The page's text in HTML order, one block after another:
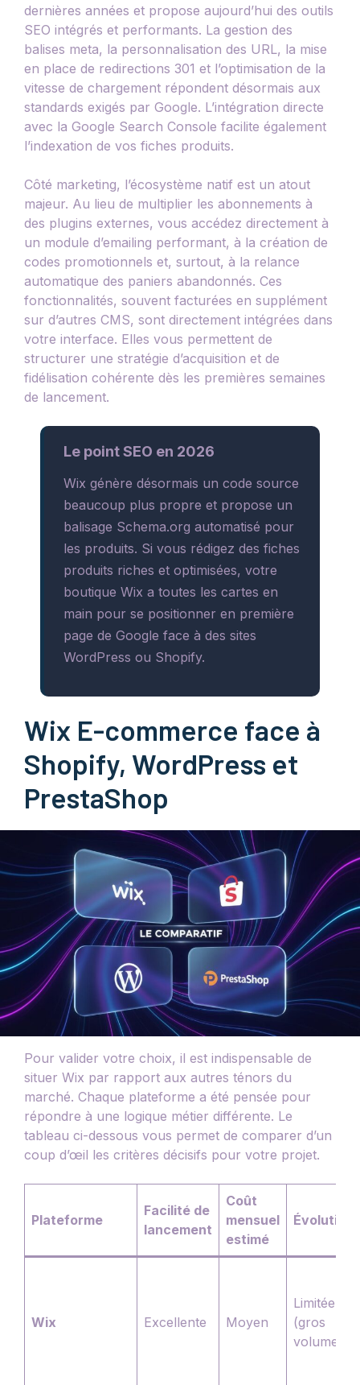
dernières années et propose aujourd’hui des outils
SEO intégrés et performants. La gestion des
balises meta, la personnalisation des URL, la mise
en place de redirections 301 et l’optimisation de la
vitesse de chargement répondent désormais aux
standards exigés par Google. L’intégration directe
avec la Google Search Console facilite également
l’indexation de vos fiches produits.
Côté marketing, l’écosystème natif est un atout
majeur. Au lieu de multiplier les abonnements à
des plugins externes, vous accédez directement à
un module d’emailing performant, à la création de
codes promotionnels et, surtout, à la relance
automatique des paniers abandonnés. Ces
fonctionnalités, souvent facturées en supplément
sur d’autres CMS, sont directement intégrées dans
votre interface. Elles vous permettent de
structurer une stratégie d’acquisition et de
fidélisation cohérente dès les premières semaines
de lancement.
Le point SEO en 2026
Wix génère désormais un code source
beaucoup plus propre et propose un
balisage Schema.org automatisé pour
les produits. Si vous rédigez des fiches
produits riches et optimisées, votre
boutique Wix a toutes les cartes en
main pour se positionner en première
page de Google face à des sites
WordPress ou Shopify.
Wix E-commerce face à
Shopify, WordPress et
PrestaShop
Pour valider votre choix, il est indispensable de
situer Wix par rapport aux autres ténors du
marché. Chaque plateforme a été pensée pour
répondre à une logique métier différente. Le
tableau ci-dessous vous permet de comparer d’un
coup d’œil les critères décisifs pour votre projet.
Plateforme
Facilité de
lancement
Coût
mensuel
estimé
Wix Excellente Moyen
Limitée
(gros
volumes)